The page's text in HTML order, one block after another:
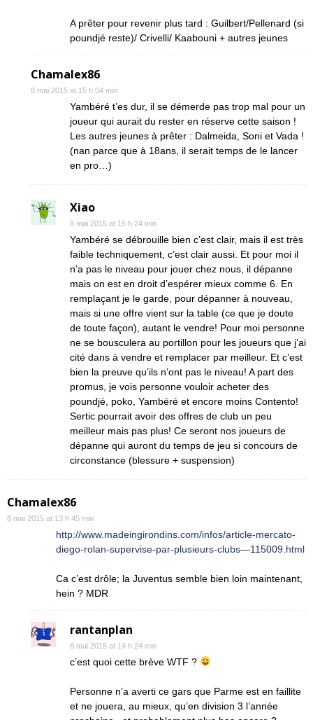
A prêter pour revenir plus tard : Guilbert/Pellenard (si
poundjé reste)/ Crivelli/ Kaabouni + autres jeunes
Chamalex86
8 mai 2015 at 15 h 04 min
Yambéré t’es dur, il se démerde pas trop mal pour un
joueur qui aurait du rester en réserve cette saison !
Les autres jeunes à prêter : Dalmeida, Soni et Vada !
(nan parce que à 18ans, il serait temps de le lancer
en pro…)
Xiao
8 mai 2015 at 15 h 24 min
Yambéré se débrouille bien c’est clair, mais il est très
faible techniquement, c’est clair aussi. Et pour moi il
n’a pas le niveau pour jouer chez nous, il dépanne
mais on est en droit d’espérer mieux comme 6. En
remplaçant je le garde, pour dépanner à nouveau,
mais si une offre vient sur la table (ce que je doute
de toute façon), autant le vendre! Pour moi personne
ne se bousculera au portillon pour les joueurs que j’ai
cité dans à vendre et remplacer par meilleur. Et c’est
bien la preuve qu’ils n’ont pas le niveau! A part des
promus, je vois personne vouloir acheter des
poundjé, poko, Yambéré et encore moins Contento!
Sertic pourrait avoir des offres de club un peu
meilleur mais pas plus! Ce seront nos joueurs de
dépanne qui auront du temps de jeu si concours de
circonstance (blessure + suspension)
Chamalex86
8 mai 2015 at 13 h 45 min
http://www.madeingirondins.com/infos/article-mercato-
diego-rolan-supervise-par-plusieurs-clubs—115009.html
Ca c’est drôle; la Juventus semble bien loin maintenant,
hein ? MDR
rantanplan
8 mai 2015 at 14 h 24 min
c’est quoi cette brève WTF ?
Personne n’a averti ce gars que Parme est en faillite
et ne jouera, au mieux, qu’en division 3 l’année